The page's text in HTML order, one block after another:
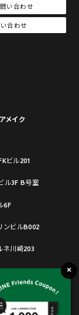
い合わせ
合わせ
メイク
ビル201
ル3F B号室
6F
ンビルB002
ネ川崎203